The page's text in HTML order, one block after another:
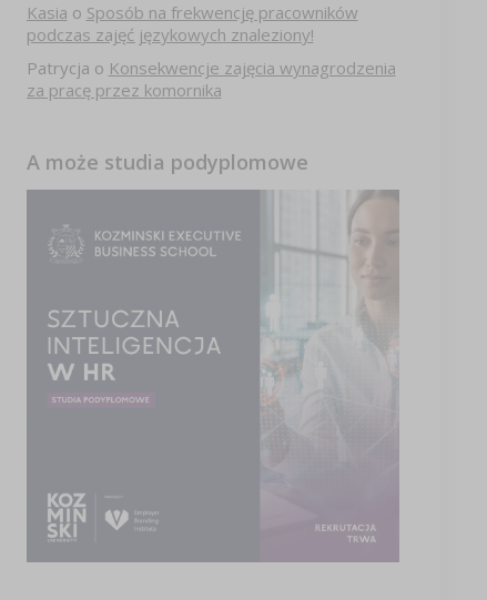
Kasia o Sposób na frekwencję pracowników
podczas zajęć językowych znaleziony!
Patrycja o Konsekwencje zajęcia wynagrodzenia
za pracę przez komornika
A może studia podyplomowe